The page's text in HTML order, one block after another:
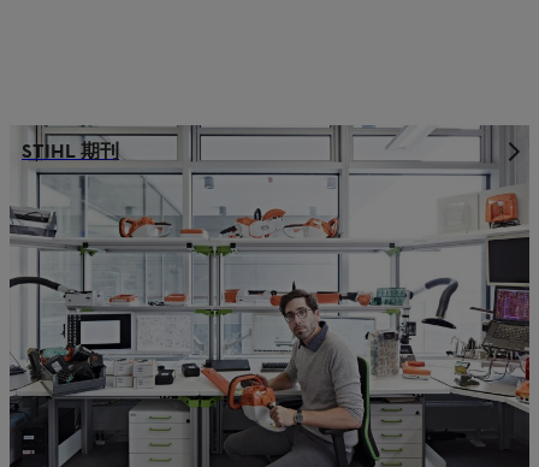
STIHL 期刊